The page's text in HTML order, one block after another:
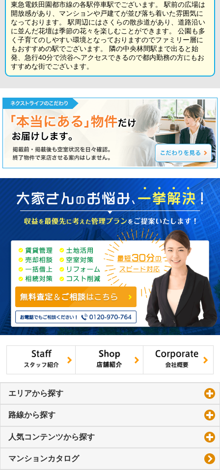
東急電鉄田園都市線の各駅停車駅でございます。 駅前の広場は
開放感があり、マンションや戸建てが並び落ち着いた雰囲気に
なっております。 駅周辺にはさくらの散歩道があり、道路沿い
に並んだ花壇は季節の花々を楽しむことができます。 公園も多
く子育てのしやすい環境となっておりますのでファミリー層に
もおすすめの駅でございます。 隣の中央林間駅まで出ると始
発、急行40分で渋谷へアクセスできるので都内勤務の方にもお
すすめな街でございます。
エリアから探す
路線から探す
人気コンテンツから探す
マンションカタログ